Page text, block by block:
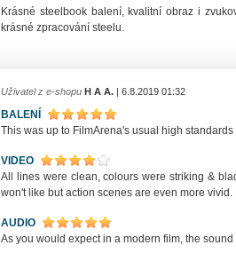
Krásné steelbook balení, kvalitní obraz i
krásné zpracování steelu.
Uživatel z e-shopu H A A. | 6.8.2019 01:32
BALENÍ
This was up to FilmArena's usual high
VIDEO
All lines were clean, colours were striking &
won't like but action scenes are even more vivid.
AUDIO
As you would expect in a modern film, the